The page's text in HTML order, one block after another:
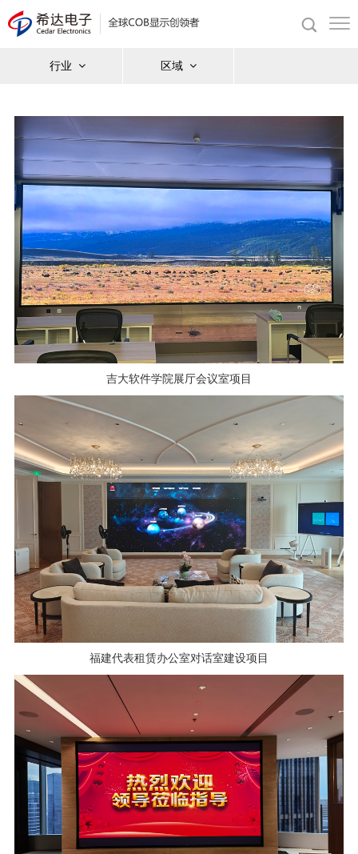
行业 区域
吉大软件学院展厅会议室项目
福建代表租赁办公室对话室建设项目